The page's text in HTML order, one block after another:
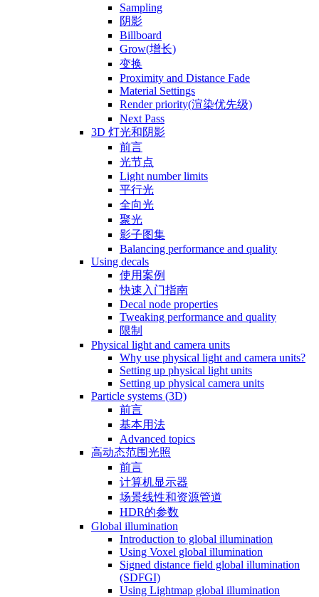
Sampling
阴影
Billboard
Grow(增长)
变换
Proximity and Distance Fade
Material Settings
Render priority(渲染优先级)
Next Pass
3D 灯光和阴影
前言
光节点
Light number limits
平行光
全向光
聚光
影子图集
Balancing performance and quality
Using decals
使用案例
快速入门指南
Decal node properties
Tweaking performance and quality
限制
Physical light and camera units
Why use physical light and camera units?
Setting up physical light units
Setting up physical camera units
Particle systems (3D)
前言
基本用法
Advanced topics
高动态范围光照
前言
计算机显示器
场景线性和资源管道
HDR的参数
Global illumination
Introduction to global illumination
Using Voxel global illumination
Signed distance field global illumination
(SDFGI)
Using Lightmap global illumination